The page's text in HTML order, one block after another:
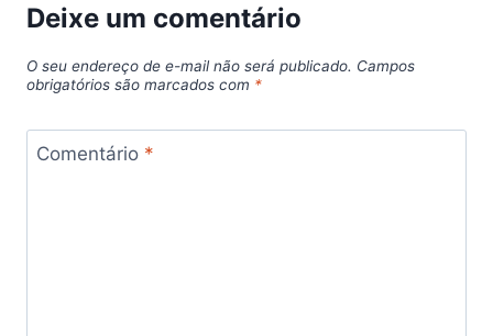
Deixe um comentário
O seu endereço de e-mail não será publicado. Campos
obrigatórios são marcados com *
Comentário *